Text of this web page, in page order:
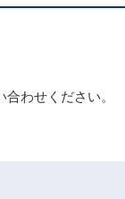
わせください。